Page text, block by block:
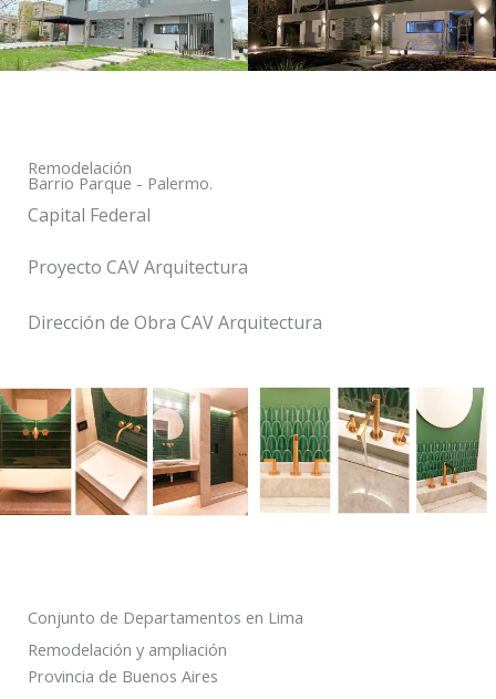
Remodelación
Barrio Parque - Palermo.
Capital Federal
Proyecto CAV Arquitectura
Dirección de Obra CAV Arquitectura
Conjunto de Departamentos en Lima
Remodelación y ampliación
Provincia de Buenos Aires